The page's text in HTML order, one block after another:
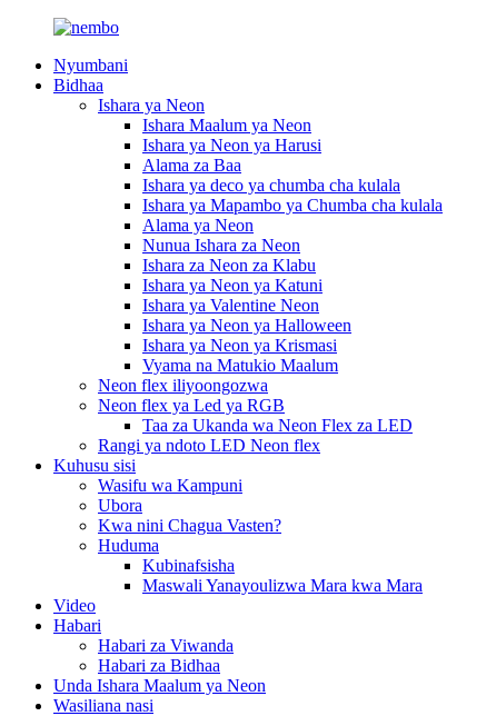
Nyumbani
Bidhaa
Ishara ya Neon
Ishara Maalum ya Neon
Ishara ya Neon ya Harusi
Alama za Baa
Ishara ya deco ya chumba cha kulala
Ishara ya Mapambo ya Chumba cha kulala
Alama ya Neon
Nunua Ishara za Neon
Ishara za Neon za Klabu
Ishara ya Neon ya Katuni
Ishara ya Valentine Neon
Ishara ya Neon ya Halloween
Ishara ya Neon ya Krismasi
Vyama na Matukio Maalum
Neon flex iliyoongozwa
Neon flex ya Led ya RGB
Taa za Ukanda wa Neon Flex za LED
Rangi ya ndoto LED Neon flex
Kuhusu sisi
Wasifu wa Kampuni
Ubora
Kwa nini Chagua Vasten?
Huduma
Kubinafsisha
Maswali Yanayoulizwa Mara kwa Mara
Video
Habari
Habari za Viwanda
Habari za Bidhaa
Unda Ishara Maalum ya Neon
Wasiliana nasi